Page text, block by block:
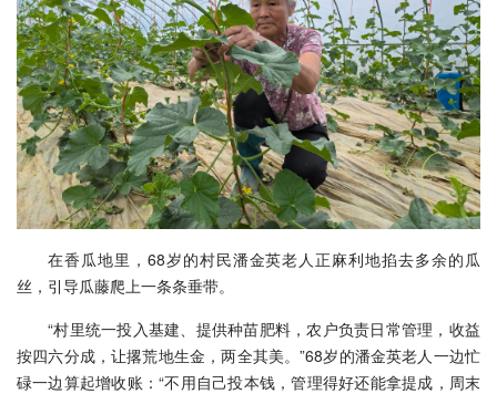
在香瓜地里，68岁的村民潘金英老人正麻利地掐去多余的瓜
丝，引导瓜藤爬上一条条垂带。
“村里统一投入基建、提供种苗肥料，农户负责日常管理，收益
按四六分成，让撂荒地生金，两全其美。”68岁的潘金英老人一边忙
碌一边算起增收账：“不用自己投本钱，管理得好还能拿提成，周末